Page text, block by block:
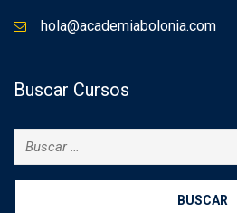
hola@academiabolonia.com
Buscar Cursos
Buscar: